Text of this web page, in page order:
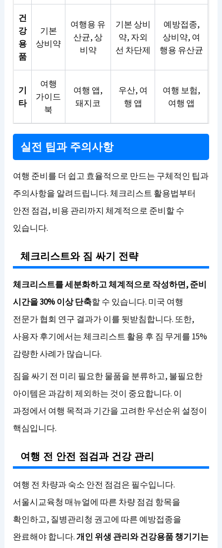
건
강
용
품
기본
상비약
여행용 유
산균, 상
비약
기본 상비
약, 자외
선 차단제
예방접종,
상비약, 여
행용 유산균
기
타
여행
가이드
북
여행 앱,
돼지코
우산, 여
행 앱
여행 보험,
여행 앱
실전 팁과 주의사항
여행 준비를 더 쉽고 효율적으로 만드는 구체적인 팁과
주의사항을 알려드립니다. 체크리스트 활용법부터
안전 점검, 비용 관리까지 체계적으로 준비할 수
있습니다.
체크리스트와 짐 싸기 전략
체크리스트를 세분화하고 체계적으로 작성하면, 준비
시간을 30% 이상 단축할 수 있습니다. 미국 여행
전문가 협회 연구 결과가 이를 뒷받침합니다. 또한,
사용자 후기에서는 체크리스트 활용 후 짐 무게를 15%
감량한 사례가 많습니다.
짐을 싸기 전 미리 필요한 물품을 분류하고, 불필요한
아이템은 과감히 제외하는 것이 중요합니다. 이
과정에서 여행 목적과 기간을 고려한 우선순위 설정이
핵심입니다.
여행 전 안전 점검과 건강 관리
여행 전 차량과 숙소 안전 점검은 필수입니다.
서울시교육청 매뉴얼에 따른 차량 점검 항목을
확인하고, 질병관리청 권고에 따른 예방접종을
완료해야 합니다.개인 위생 관리와 건강용품 챙기기는